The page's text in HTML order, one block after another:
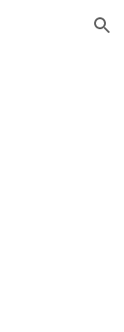
Skip to navigation